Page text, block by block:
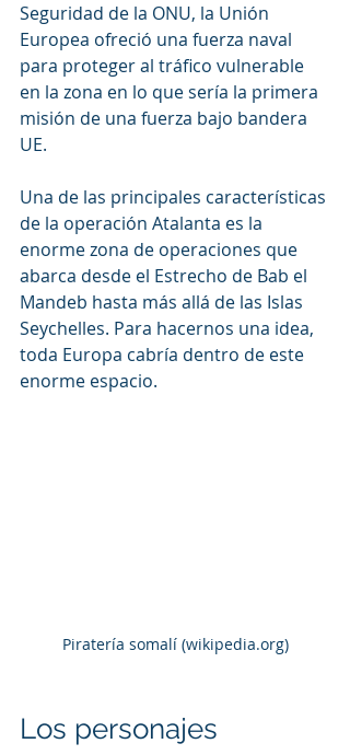
Seguridad de la ONU, la Unión
Europea ofreció una fuerza naval
para proteger al tráfico vulnerable
en la zona en lo que sería la primera
misión de una fuerza bajo bandera
UE.
Una de las principales características
de la operación Atalanta es la
enorme zona de operaciones que
abarca desde el Estrecho de Bab el
Mandeb hasta más allá de las Islas
Seychelles. Para hacernos una idea,
toda Europa cabría dentro de este
enorme espacio.
Piratería somalí (wikipedia.org)
Los personajes